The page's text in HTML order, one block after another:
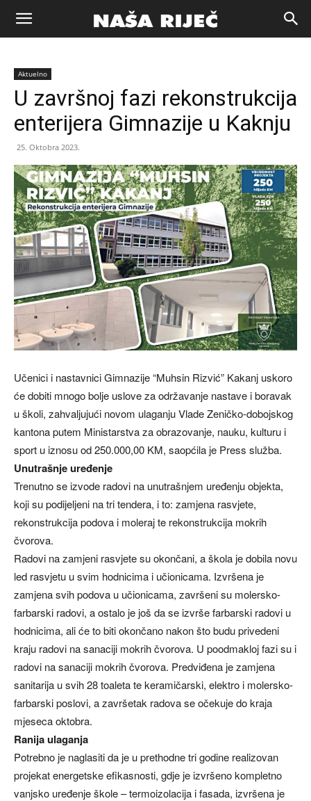
Naša
riječ
Aktuelno
U završnoj fazi rekonstrukcija
enterijera Gimnazije u Kaknju
25. Oktobra 2023.
Učenici i nastavnici Gimnazije “Muhsin Rizvić” Kakanj uskoro
će dobiti mnogo bolje uslove za održavanje nastave i boravak
u školi, zahvaljujući novom ulaganju Vlade Zeničko-dobojskog
kantona putem Ministarstva za obrazovanje, nauku, kulturu i
sport u iznosu od 250.000,00 KM, saopćila je Press služba.
Unutrašnje uređenje
Trenutno se izvode radovi na unutrašnjem uređenju objekta,
koji su podijeljeni na tri tendera, i to: zamjena rasvjete,
rekonstrukcija podova i moleraj te rekonstrukcija mokrih
čvorova.
Radovi na zamjeni rasvjete su okončani, a škola je dobila novu
led rasvjetu u svim hodnicima i učionicama. Izvršena je
zamjena svih podova u učionicama, završeni su molersko-
farbarski radovi, a ostalo je još da se izvrše farbarski radovi u
hodnicima, ali će to biti okončano nakon što budu privedeni
kraju radovi na sanaciji mokrih čvorova. U poodmakloj fazi su i
radovi na sanaciji mokrih čvorova. Predviđena je zamjena
sanitarija u svih 28 toaleta te keramičarski, elektro i molersko-
farbarski poslovi, a završetak radova se očekuje do kraja
mjeseca oktobra.
Ranija ulaganja
Potrebno je naglasiti da je u prethodne tri godine realizovan
projekat energetske efikasnosti, gdje je izvršeno kompletno
vanjsko uređenje škole – termoizolacija i fasada, izvršena je